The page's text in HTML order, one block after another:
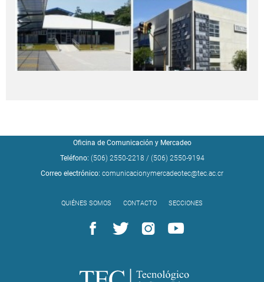
Oficina de Comunicación y Mercadeo
Teléfono: (506) 2550-2218 / (506) 2550-9194
Correo electrónico: comunicacionymercadeotec@tec.ac.cr
QUIÉNES SOMOS CONTACTO SECCIONES